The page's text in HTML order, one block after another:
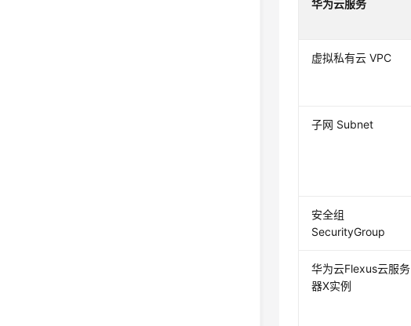
华为云服务
虚拟私有云 VPC
子网 Subnet
安全组
SecurityGroup
华为云Flexus云服务
器X实例